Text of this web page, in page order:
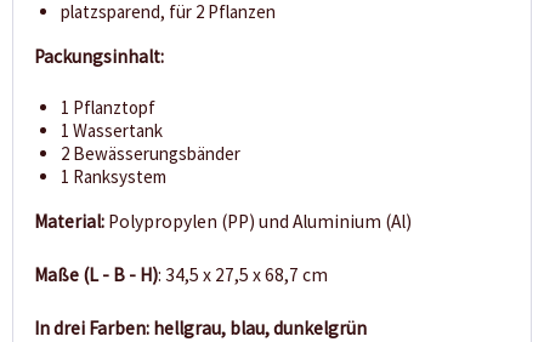
platzsparend, für 2 Pflanzen
Packungsinhalt:
1 Pflanztopf
1 Wassertank
2 Bewässerungsbänder
1 Ranksystem
Material: Polypropylen (PP) und Aluminium (Al)
Maße (L - B - H): 34,5 x 27,5 x 68,7 cm
In drei Farben: hellgrau, blau, dunkelgrün